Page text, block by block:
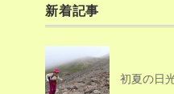
新着記事
初夏の日